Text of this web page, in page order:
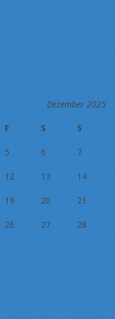
Dezember 2025
F S S
5 6 7
12 13 14
19 20 21
26 27 28